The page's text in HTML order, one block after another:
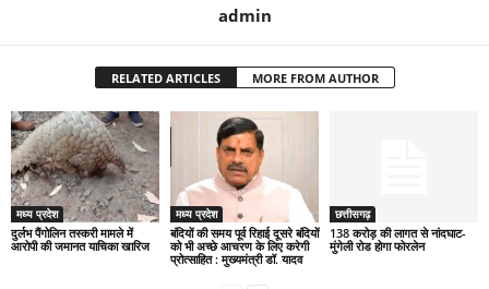
admin
RELATED ARTICLES MORE FROM AUTHOR
मध्य प्रदेश
दुर्लभ पैंगोलिन तस्करी मामले में
आरोपी की जमानत याचिका खारिज
मध्य प्रदेश
बंदियों की समय पूर्व रिहाई दूसरे बंदियों
को भी अच्छे आचरण के लिए करेगी
प्रोत्साहित : मुख्यमंत्री डॉ. यादव
छत्तीसगढ़
138 करोड़ की लागत से नांदघाट-
मुंगेली रोड होगा फोरलेन